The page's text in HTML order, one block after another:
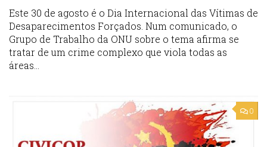
Este 30 de agosto é o Dia Internacional das Vítimas de
Desaparecimentos Forçados. Num comunicado, o
Grupo de Trabalho da ONU sobre o tema afirma se
tratar de um crime complexo que viola todas as
áreas...
0